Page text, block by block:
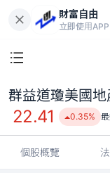
財富自由
立即使用
群益道瓊美國地
22.41 0.35%
個股概覽